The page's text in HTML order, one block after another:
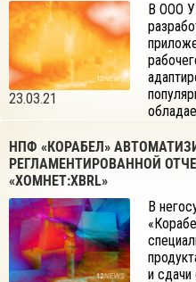
23.03.21
В ООО
НПФ «КОРАБЕЛ»
РЕГЛАМЕНТИРОВАННОЙ
«ХОМНЕТ:XBRL»
В
и сдачи